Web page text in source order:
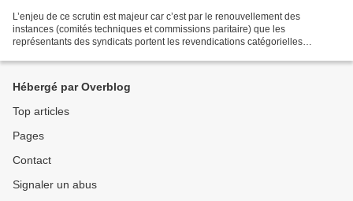
L’enjeu de ce scrutin est majeur car c’est par le renouvellement des
instances (comités techniques et commissions paritaire) que les
représentants des syndicats portent les revendications catégorielles
Hébergé par Overblog
Top articles
Pages
Contact
Signaler un abus